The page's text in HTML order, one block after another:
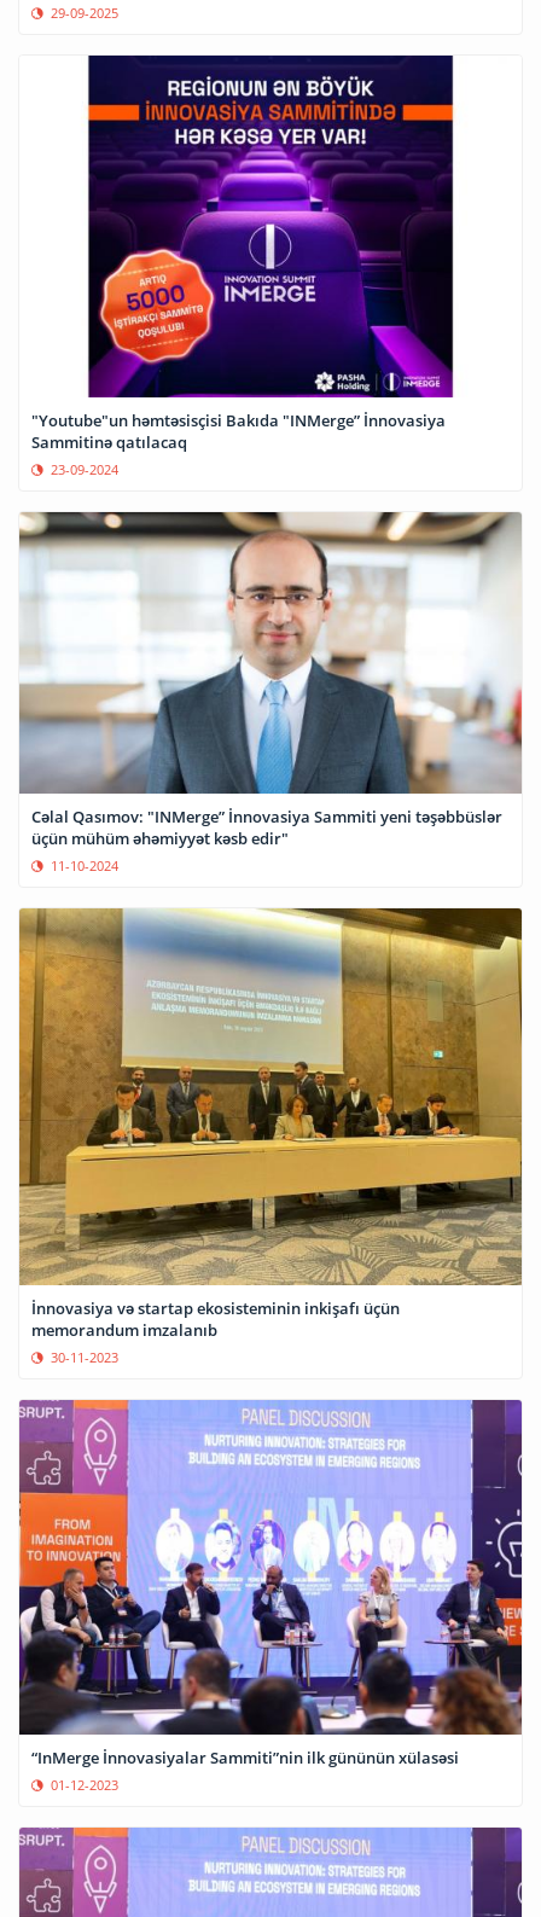
29-09-2025
"Youtube"un həmtəsisçisi Bakıda "INMerge” İnnovasiya
Sammitinə qatılacaq
23-09-2024
Cəlal Qasımov: "INMerge” İnnovasiya Sammiti yeni təşəbbüslər
üçün mühüm əhəmiyyət kəsb edir"
11-10-2024
İnnovasiya və startap ekosisteminin inkişafı üçün
memorandum imzalanıb
30-11-2023
“InMerge İnnovasiyalar Sammiti”nin ilk gününün xülasəsi
01-12-2023